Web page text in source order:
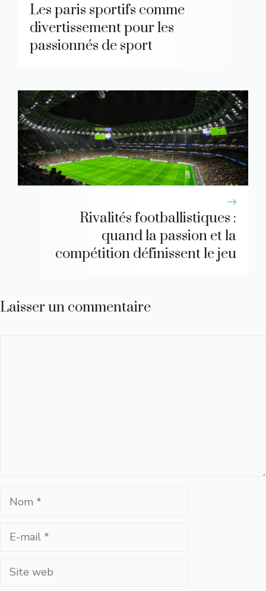
Les paris sportifs comme
divertissement pour les
passionnés de sport
Rivalités footballistiques :
quand la passion et la
compétition définissent le jeu
Laisser un commentaire
Nom
Site